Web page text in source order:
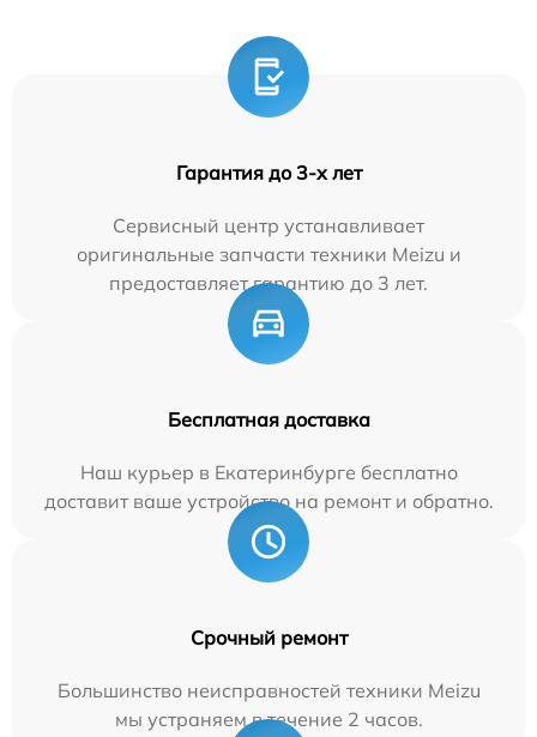
Гарантия до 3-х лет
Сервисный центр устанавливает
оригинальные запчасти техники Meizu и
предоставляет гарантию до 3 лет.
Бесплатная доставка
Наш курьер в Екатеринбурге бесплатно
доставит ваше устройство на ремонт и обратно.
Срочный ремонт
Большинство неисправностей техники Meizu
мы устраняем в течение 2 часов.